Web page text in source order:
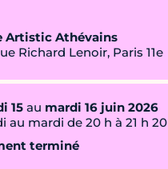
Artistic Athévains
Richard Lenoir, Paris 11e
15 au mardi 16 juin 2026
au mardi de 20 h à 21 h 20
terminé